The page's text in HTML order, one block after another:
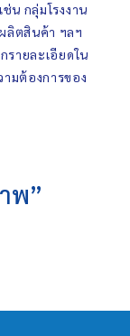
น กลุ่มโรงงาน
ลิตสินค้า ฯลฯ
รายละเอียดใน
มต้องการของ
พ”